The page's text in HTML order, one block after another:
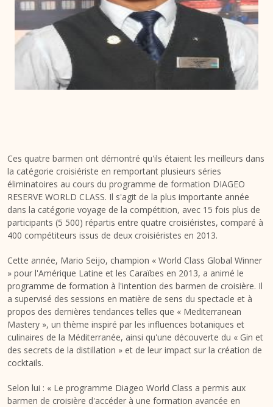
Ces quatre barmen ont démontré qu'ils étaient les meilleurs dans
la catégorie croisiériste en remportant plusieurs séries
éliminatoires au cours du programme de formation DIAGEO
RESERVE WORLD CLASS. Il s'agit de la plus importante année
dans la catégorie voyage de la compétition, avec 15 fois plus de
participants (5 500) répartis entre quatre croisiéristes, comparé à
400 compétiteurs issus de deux croisiéristes en 2013.
Cette année, Mario Seijo, champion « World Class Global Winner
» pour l'Amérique Latine et les Caraïbes en 2013, a animé le
programme de formation à l'intention des barmen de croisière. Il
a supervisé des sessions en matière de sens du spectacle et à
propos des dernières tendances telles que « Mediterranean
Mastery », un thème inspiré par les influences botaniques et
culinaires de la Méditerranée, ainsi qu'une découverte du « Gin et
des secrets de la distillation » et de leur impact sur la création de
cocktails.
Selon lui : « Le programme Diageo World Class a permis aux
barmen de croisière d'accéder à une formation avancée en